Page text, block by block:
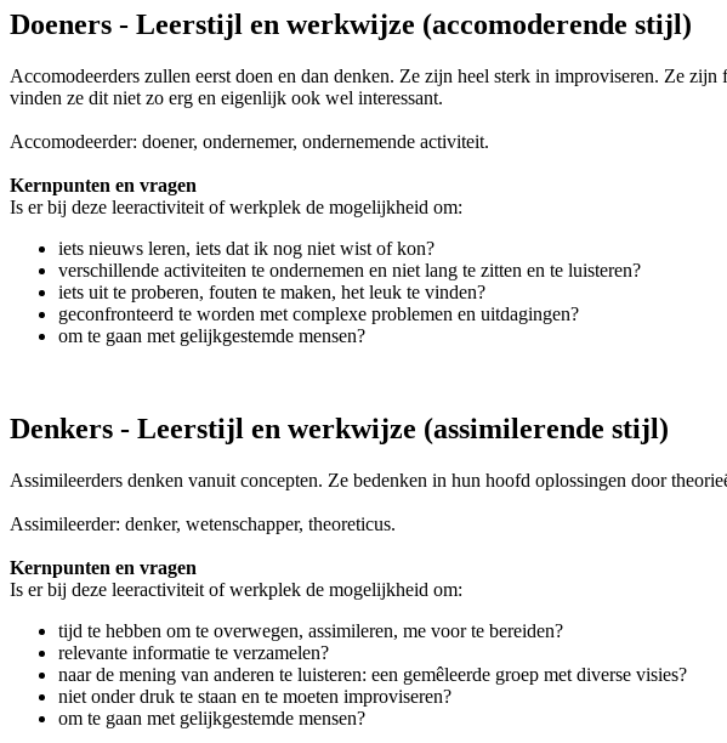
Doeners - Leerstijl en werkwijze (accomoderende stijl)
Accomodeerders zullen eerst doen en dan denken. Ze zijn heel sterk in improviseren. Ze
vinden ze dit niet zo erg en eigenlijk ook wel interessant.
Accomodeerder: doener, ondernemer, ondernemende activiteit.
Kernpunten en vragen
Is er bij deze leeractiviteit of werkplek de mogelijkheid om:
iets nieuws leren, iets dat ik nog niet wist of kon?
verschillende activiteiten te ondernemen en niet lang te zitten en te luisteren?
iets uit te proberen, fouten te maken, het leuk te vinden?
geconfronteerd te worden met complexe problemen en uitdagingen?
om te gaan met gelijkgestemde mensen?
Denkers - Leerstijl en werkwijze (assimilerende stijl)
Assimileerders denken vanuit concepten. Ze bedenken in hun hoofd oplossingen door
Assimileerder: denker, wetenschapper, theoreticus.
Kernpunten en vragen
Is er bij deze leeractiviteit of werkplek de mogelijkheid om:
tijd te hebben om te overwegen, assimileren, me voor te bereiden?
relevante informatie te verzamelen?
naar de mening van anderen te luisteren: een gemêleerde groep met diverse visies?
niet onder druk te staan en te moeten improviseren?
om te gaan met gelijkgestemde mensen?